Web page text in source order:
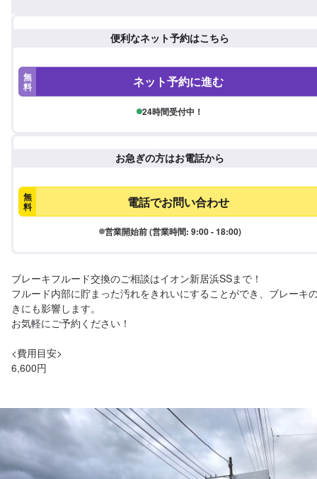
便利なネット予約はこちら
無
料 ネット予約に進む
24時間受付中！
お急ぎの方はお電話から
無
料 電話でお問い合わせ
営業開始前 (営業時間: 9:00 - 18:00)
ブレーキフルード交換のご相談はイオン新居浜SSまで！
フルード内部に貯まった汚れをきれいにすることができ、ブレーキ
きにも影響します。
お気軽にご予約ください！
<費用目安>
6,600円